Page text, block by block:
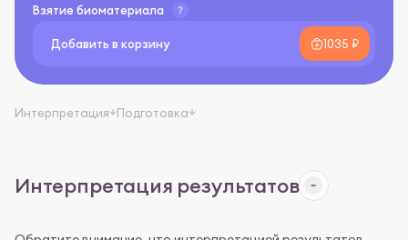
Взятие биоматериала
Добавить в корзину 1035 ₽
Интерпретация Подготовка
Интерпретация результатов